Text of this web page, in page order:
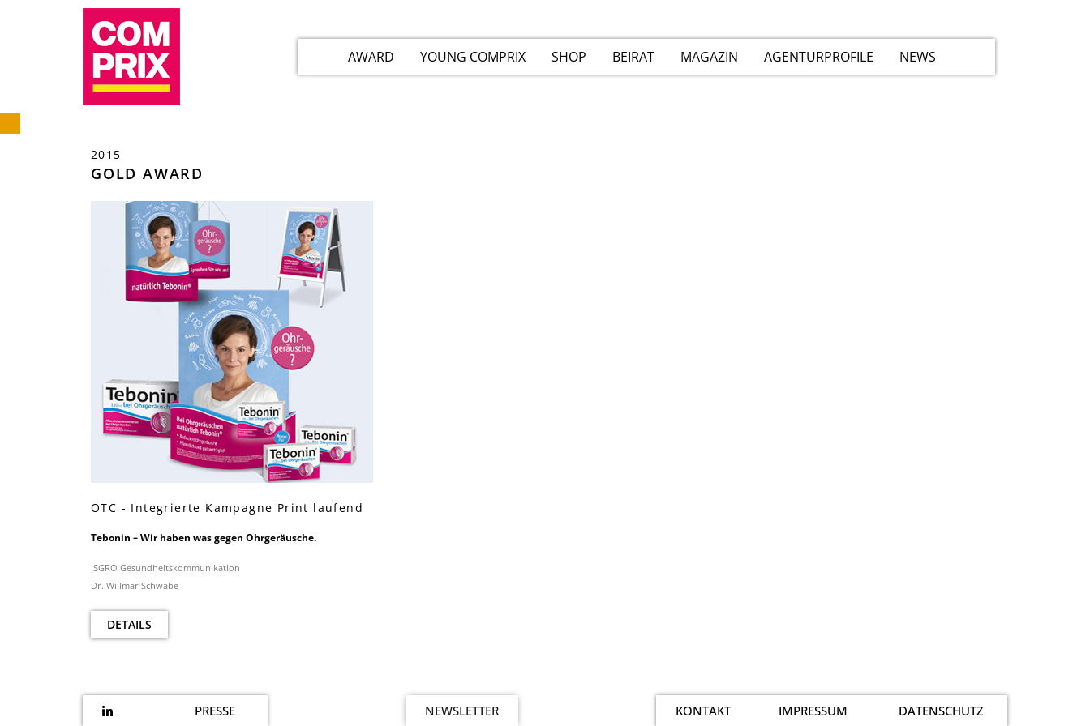
BEIRAT MAGAZIN
AWARD YOUNG COMPRIX SHOP AGENTURPROFILE NEWS
2015
GOLD AWARD
OTC - Integrierte Kampagne Print laufend
Tebonin – Wir haben was gegen Ohrgeräusche.
ISGRO Gesundheitskommunikation
Dr. Willmar Schwabe
DETAILS
PRESSE NEWSLETTER KONTAKT IMPRESSUM DATENSCHUTZ